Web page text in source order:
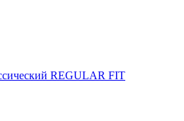
REGULAR FIT